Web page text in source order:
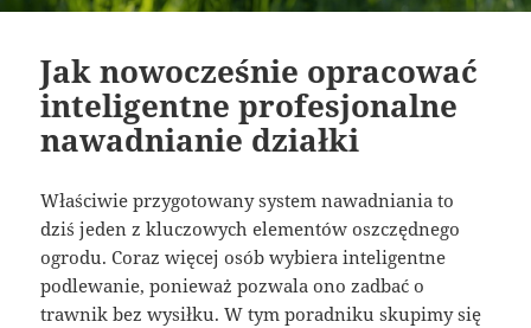
Jak nowocześnie opracować
inteligentne profesjonalne
nawadnianie działki
Właściwie przygotowany system nawadniania to
dziś jeden z kluczowych elementów oszczędnego
ogrodu. Coraz więcej osób wybiera inteligentne
podlewanie, ponieważ pozwala ono zadbać o
trawnik bez wysiłku. W tym poradniku skupimy się